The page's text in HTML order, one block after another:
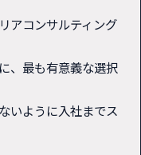
アコンサルティング
、最も有意義な選択
いように入社までス